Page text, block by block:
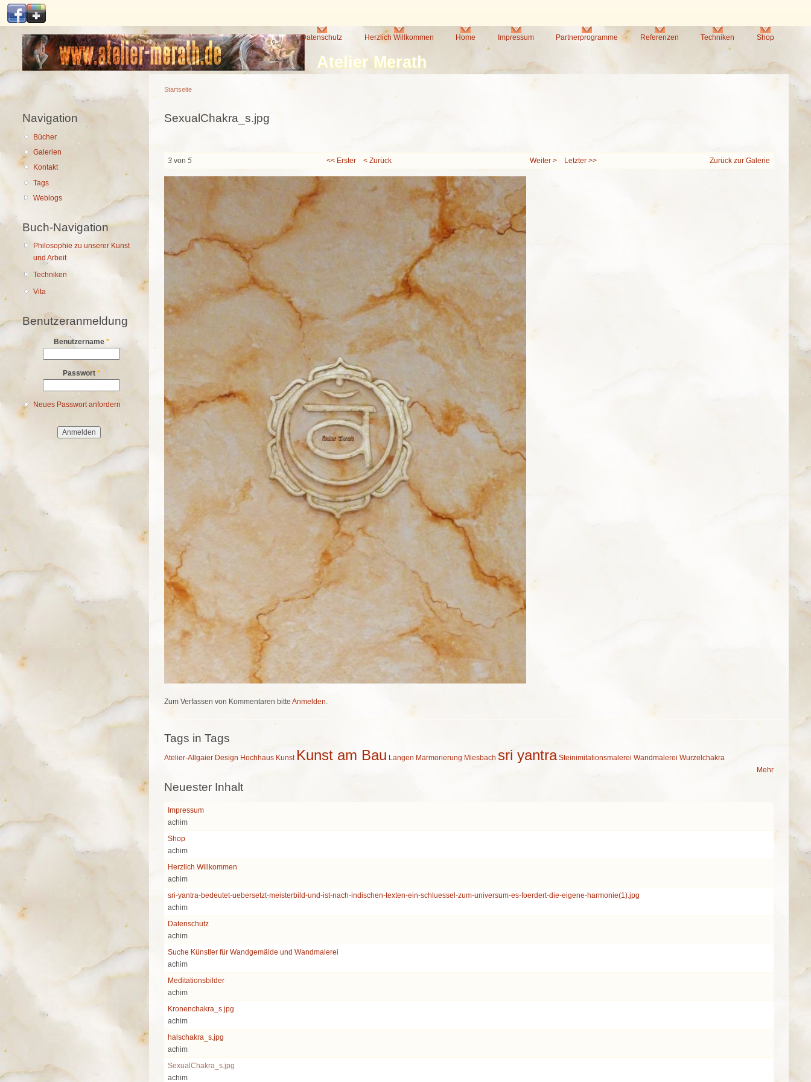
Inhalt
Atelier Merath
Hauptmenü Datenschutz Herzlich Willkommen Home Impressum Partnerprogramme Referenzen Techniken Shop
Navigation
Bücher
Galerien
Kontakt
Tags
Weblogs
Buch-Navigation
Philosophie zu unserer Kunst
und Arbeit
Techniken
Vita
Benutzeranmeldung
Benutzername *
Passwort *
Neues Passwort anfordern
Sie sind hier
Startseite
SexualChakra_s.jpg
3 von5 << Erster < Zurück Weiter > Letzter >> Zurück zur Galerie
SexualChakra_s.jpg
Zum Verfassen von Kommentaren bitte Anmelden.
Tags in Tags
Atelier-Allgaier Design Hochhaus Kunst Kunst am Bau Langen Marmorierung Miesbach sri yantra Steinimitationsmalerei Wandmalerei Wurzelchakra
Mehr
Neuester Inhalt
Impressum
achim
Shop
achim
Herzlich Willkommen
achim
sri-yantra-bedeutet-uebersetzt-meisterbild-und-ist-nach-indischen-texten-ein-schluessel-zum-universum-es-foerdert-die-eigene-harmonie(1).jpg
achim
Datenschutz
achim
Suche Künstler für Wandgemälde und Wandmalerei
achim
Meditationsbilder
achim
Kronenchakra_s.jpg
achim
halschakra_s.jpg
achim
SexualChakra_s.jpg
achim